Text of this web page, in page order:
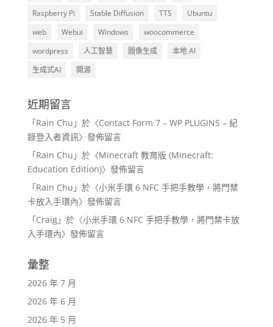
Raspberry Pi
Stable Diffusion TTS
Ubuntu
web
Webui Windows
woocommerce
wordpress
人工智慧 圖像生成
本地 AI
生成式AI
開源
近期留言
「Rain Chu 」於〈Contact Form 7 – WP PLUGINS – 紀
錄登入者資訊〉發佈留言
「Rain Chu 」於〈Minecraft 教育版 (Minecraft:
Education Edition)〉發佈留言
「Rain Chu 」於〈小米手環 6 NFC 手把手教學，將門禁
卡放入手環內〉發佈留言
「Craig」於〈小米手環 6 NFC 手把手教學，將門禁卡放
入手環內〉發佈留言
彙整
2026 年 7 月
2026 年 6 月
2026 年 5 月